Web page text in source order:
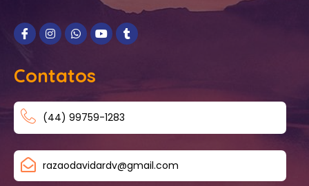
Contatos
(44) 99759-1283
razaodavidardv@gmail.com